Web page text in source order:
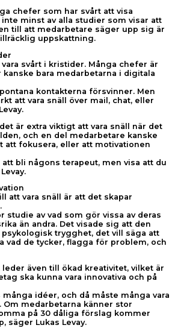
chefer som har svårt att visa
minst av alla studier som visar att
till att medarbetare säger upp sig är
uppskattning.
vara svårt i kristider. Många chefer är
bara medarbetarna i digitala
kontakterna försvinner. Men
att vara snäll över mail, chat, eller
är extra viktigt att vara snäll när det
och en del medarbetare kanske
att fokusera, eller att motivationen
bli någons terapeut, men visa att du
att vara snäll är att det skapar
studie av vad som gör vissa av deras
än andra. Det visade sig att den
trygghet, det vill säga att
vad de tycker, flagga för problem, och
även till ökad kreativitet, vilket är
ska kunna vara innovativa och på
många idéer, och då måste många vara
Om medarbetarna känner stor
på 30 dåliga förslag kommer
säger Lukas Levay.